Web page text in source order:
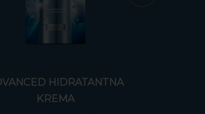
ADVANCED HIDRATANTNA